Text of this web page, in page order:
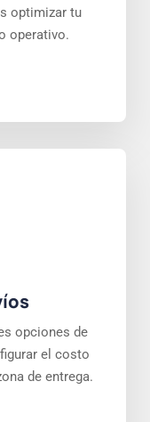
optimizar tu
operativo.
opciones de
el costo
de entrega.